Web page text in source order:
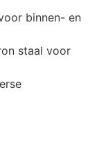
binnen- en
staal voor